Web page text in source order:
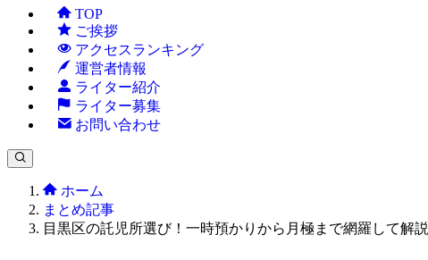
TOP
ご挨拶
アクセスランキング
運営者情報
ライター紹介
ライター募集
お問い合わせ
ホーム
まとめ記事
目黒区の託児所選び！一時預かりから月極まで網羅して解説